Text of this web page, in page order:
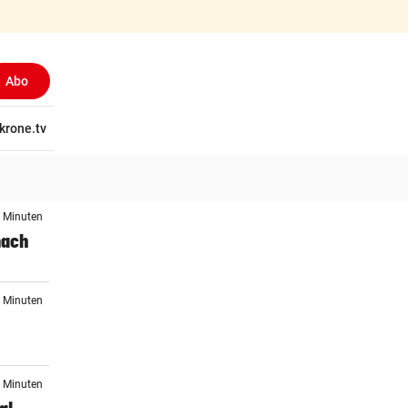
Abo
krone.tv
Minuten
Minuten
Minuten